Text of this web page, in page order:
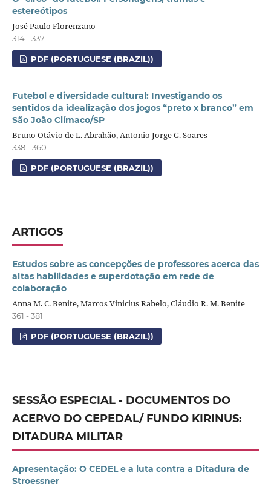
estereótipos
José Paulo Florenzano
314 - 337
PDF (PORTUGUESE (BRAZIL))
Futebol e diversidade cultural: Investigando os
sentidos da idealização dos jogos “preto x branco” em
São João Clímaco/SP
Bruno Otávio de L. Abrahão, Antonio Jorge G. Soares
338 - 360
PDF (PORTUGUESE (BRAZIL))
ARTIGOS
Estudos sobre as concepções de professores acerca das
altas habilidades e superdotação em rede de
colaboração
Anna M. C. Benite, Marcos Vinicius Rabelo, Cláudio R. M. Benite
361 - 381
PDF (PORTUGUESE (BRAZIL))
SESSÃO ESPECIAL - DOCUMENTOS DO
ACERVO DO CEPEDAL/ FUNDO KIRINUS:
DITADURA MILITAR
Apresentação: O CEDEL e a luta contra a Ditadura de
Stroessner